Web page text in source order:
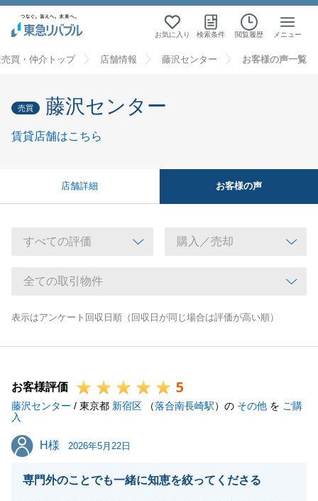
お気に入り 検索条件 閲覧履歴 メニュー
買・仲介トップ 店舗情報 藤沢センター お客様の声一覧
売買 藤沢センター
賃貸店舗はこちら
店舗詳細 お客様の声
表示はアンケート回収日順（回収日が同じ場合は評価が高い順）
お客様評価 5
藤沢センター / 東京都 新宿区 （落合南長崎駅）の その他 を ご購
入
H様
H様 2026年5月22日
専門外のことでも一緒に知恵を絞ってくださる